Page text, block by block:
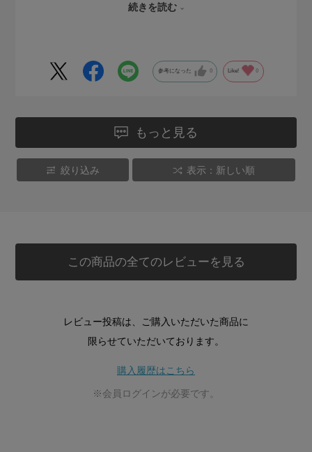
個人的にはツナのオイル切り。完璧です。
続きを読む
参考になった 0 Like! 0
もっと見る
絞り込み 表示：新しい順
この商品の全てのレビューを見る
レビュー投稿は、ご購入いただいた商品に
限らせていただいております。
購入履歴はこちら
※会員ログインが必要です。